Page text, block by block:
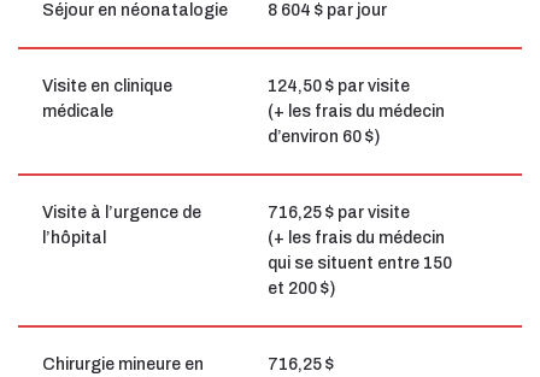
Séjour en néonatalogie 8 604 $ par jour
Visite en clinique
médicale
124,50 $ par visite
(+ les frais du médecin
d’environ 60 $)
Visite à l’urgence de
l’hôpital
716,25 $ par visite
(+ les frais du médecin
qui se situent entre 150
et 200 $)
Chirurgie mineure en
716,25 $